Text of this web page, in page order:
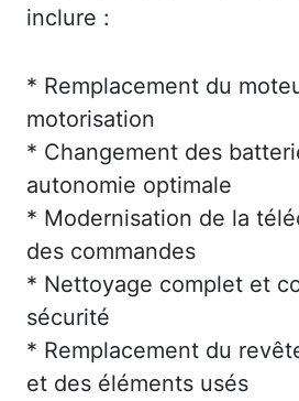
inclure :
* Remplacement du
motorisation
* Changement des
autonomie optimale
* Modernisation de la
des commandes
* Nettoyage complet et
sécurité
* Remplacement du
et des éléments usés